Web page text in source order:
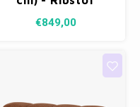
Honinggeel
€849,00